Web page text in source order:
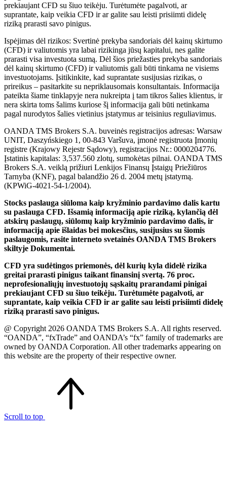
prekiaujant CFD su šiuo teikėju. Turėtumėte pagalvoti, ar
suprantate, kaip veikia CFD ir ar galite sau leisti prisiimti didelę
riziką prarasti savo pinigus.
Ispėjimas dėl rizikos: Svertinė prekyba sandoriais dėl kainų skirtumo
(CFD) ir valiutomis yra labai rizikinga jūsų kapitalui, nes galite
prarasti visa investuota sumą. Dėl šios priežasties prekyba sandoriais
dėl kainų skirtumo (CFD) ir valiutomis gali būti tinkama ne visiems
investuotojams. Įsitikinkite, kad suprantate susijusias rizikas, o
prireikus – pasitarkite su nepriklausomais konsultantais. Informacija
pateikta šiame tinklapyje nera nukreipta į tam tikros šalies klientus, ir
nera skirta toms šalims kuriose šį informacija gali būti netinkama
pagal nurodytos šalies vietinius įstatymus ar teisinius reguliavimus.
OANDA TMS Brokers S.A. buveinės registracijos adresas: Warsaw
UNIT, Daszyńskiego 1, 00-843 Varšuva, įmonė registruota Įmonių
registre (Krajowy Rejestr Sądowy), registracijos Nr.: 0000204776.
Įstatinis kapitalas: 3,537.560 zlotų, sumokėtas pilnai. OANDA TMS
Brokers S.A. veiklą prižiuri Lenkijos Finansų Įstaigų Priežiūros
Tarnyba (KNF), pagal balandžio 26 d. 2004 metų įstatymą.
(KPWiG-4021-54-1/2004).
Stocks paslauga siūloma kaip kryžminio pardavimo dalis kartu
su paslauga CFD. Išsamią informaciją apie riziką, kylančią dėl
atskirų paslaugų, siūlomų kaip kryžminio pardavimo dalis, ir
informaciją apie išlaidas bei mokesčius, susijusius su šiomis
paslaugomis, rasite interneto svetainės OANDA TMS Brokers
skiltyje Dokumentai.
CFD yra sudėtingos priemonės, dėl kurių kyla didelė rizika
greitai prarasti pinigus taikant finansinį svertą. 76 proc.
neprofesionaliųjų investuotojų sąskaitų prarandami pinigai
prekiaujant CFD su šiuo teikėju. Turėtumėte pagalvoti, ar
suprantate, kaip veikia CFD ir ar galite sau leisti prisiimti didelę
riziką prarasti savo pinigus.
@ Copyright 2026 OANDA TMS Brokers S.A. All rights reserved.
“OANDA”, “fxTrade” and OANDA’s “fx” family of trademarks are
owned by OANDA Corporation. All other trademarks appearing on
this website are the property of their respective owner.
Scroll to top